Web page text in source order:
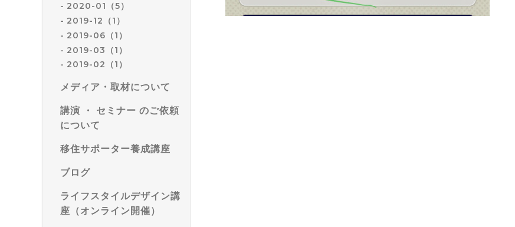
2020-01（5）
2019-12（1）
2019-06（1）
2019-03（1）
2019-02（1）
メディア・取材について
講演 ・ セミナー のご依頼
について
移住サポーター養成講座
ブログ
ライフスタイルデザイン講
座（オンライン開催）